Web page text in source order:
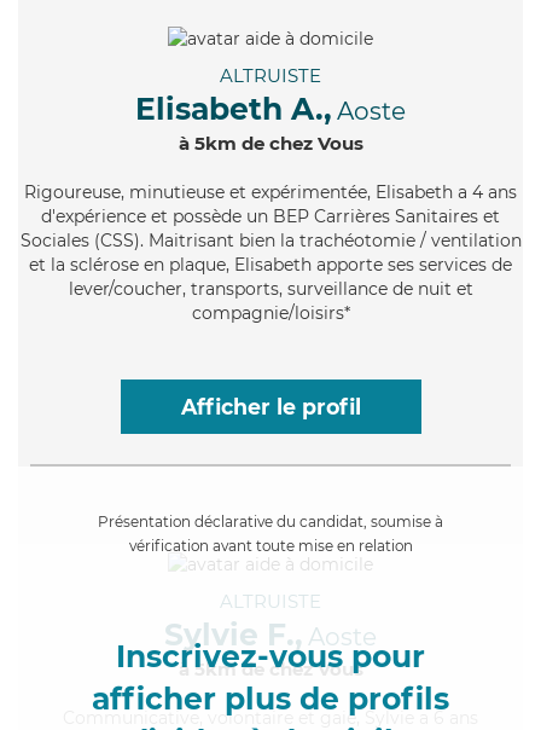
ALTRUISTE
Elisabeth A., Aoste
à 5km de chez Vous
Rigoureuse, minutieuse et expérimentée, Elisabeth a 4 ans
d'expérience et possède un BEP Carrières Sanitaires et
Sociales (CSS). Maitrisant bien la trachéotomie / ventilation
et la sclérose en plaque, Elisabeth apporte ses services de
lever/coucher, transports, surveillance de nuit et
compagnie/loisirs*
Afficher le profil
Présentation déclarative du candidat, soumise à
vérification avant toute mise en relation
Inscrivez-vous pour
afficher plus de profils
ALTRUISTE
Sylvie F., Aoste
à 5km de chez Vous
, volontaire et gaie, Sylvie a 6 ans